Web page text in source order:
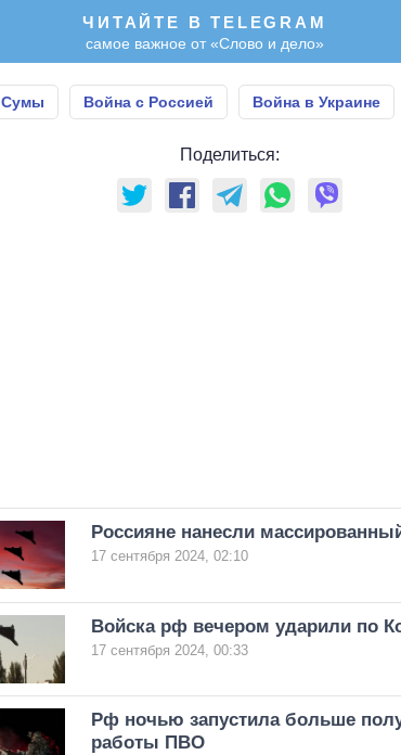
ЧИТАЙТЕ В TELEGRAM
самое важное от «Слово и дело»
Сумы Война с Россией Война в Украине
Поделиться:
Россияне нанесли
17 сентября 2024, 02:10
Войска рф вечером ударили по
17 сентября 2024, 00:33
Рф ночью запустила больше
работы ПВО